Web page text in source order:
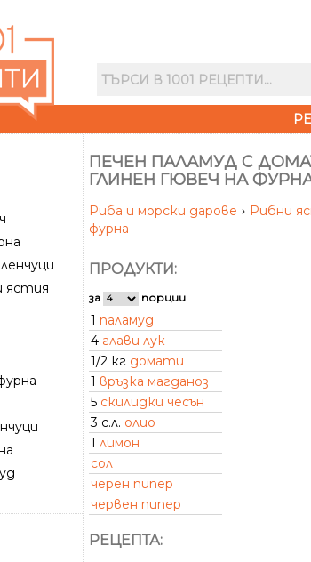
ястия
ПЕЧЕН ПАЛАМУД С
ГЛИНЕН ГЮВЕЧ НА
Риба и морски дарове › Рибни
фурна
ПРОДУКТИ:
за порции
1 паламуд
4 глави лук
1/2 кг домати
1 връзка магданоз
5 скилидки чесън
3 с.л. олио
1 лимон
сол
черен пипер
червен пипер
РЕЦЕПТА: